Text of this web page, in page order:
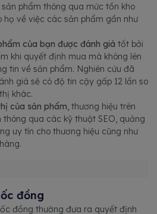
phẩm thông qua mức tồn kho
họ về việc các sản phẩm gần như
của bạn được đánh giá tốt bởi
khi quyết định mua mà không lên
tin về sản phẩm. Nghiên cứu đã
giá sẽ có độ tin cậy gấp 12 lần so
khác.
của sản phẩm, thương hiệu trên
thông qua các kỹ thuật SEO, quảng
uy tín cho thương hiệu cũng như
đồng
đồng thường đưa ra quyết định